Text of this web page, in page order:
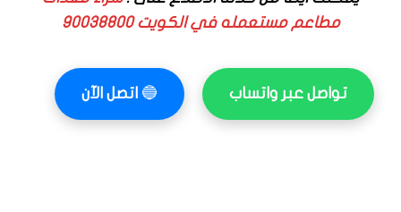
مطاعم مستعمله في الكويت 90038800
تواصل عبر واتساب 🔵 اتصل الآن